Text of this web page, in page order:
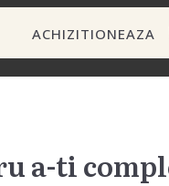
ACHIZITIONEAZA
a-ti